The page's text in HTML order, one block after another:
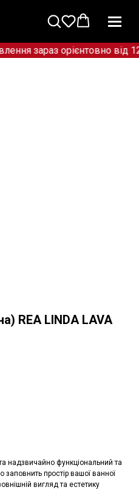
орієнтовно від
REA LINDA LAVA
надзвичайно функціональний та
простір вашої ванної
вигляд та естетику